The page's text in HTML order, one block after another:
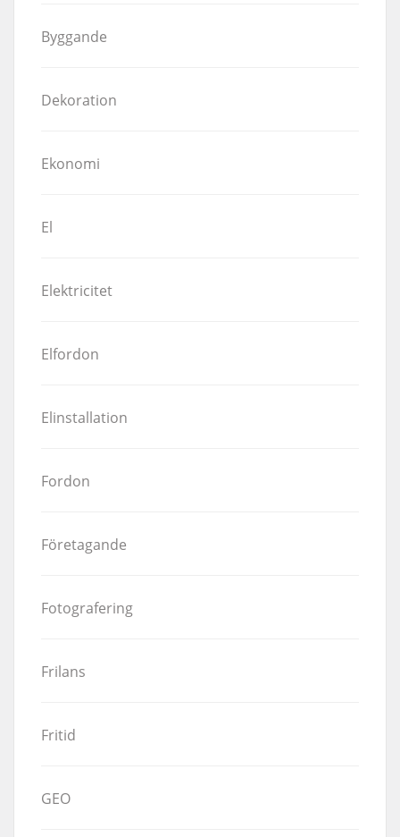
Byggande
Dekoration
Ekonomi
El
Elektricitet
Elfordon
Elinstallation
Fordon
Företagande
Fotografering
Frilans
Fritid
GEO